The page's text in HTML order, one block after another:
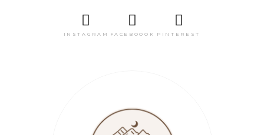
INSTAGRAM FACEBOOOK PINTEREST